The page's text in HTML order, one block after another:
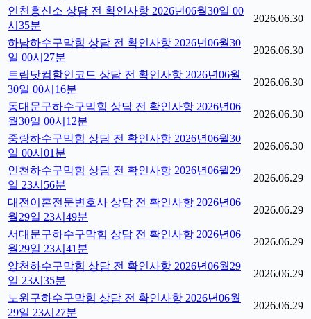
인천흥신소 상담 전 확인사항 2026년06월30일 00
시35분
2026.06.30
하남하수구막힘 상담 전 확인사항 2026년06월30
일 00시27분
2026.06.30
트립닷컴할인코드 상담 전 확인사항 2026년06월
30일 00시16분
2026.06.30
동대문구하수구막힘 상담 전 확인사항 2026년06
월30일 00시12분
2026.06.30
중랑하수구막힘 상담 전 확인사항 2026년06월30
일 00시01분
2026.06.30
인천하수구막힘 상담 전 확인사항 2026년06월29
일 23시56분
2026.06.29
대전이혼전문변호사 상담 전 확인사항 2026년06
월29일 23시49분
2026.06.29
서대문구하수구막힘 상담 전 확인사항 2026년06
월29일 23시41분
2026.06.29
양천하수구막힘 상담 전 확인사항 2026년06월29
일 23시35분
2026.06.29
노원구하수구막힘 상담 전 확인사항 2026년06월
29일 23시27분
2026.06.29